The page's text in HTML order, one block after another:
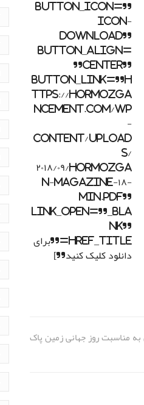
button_icon=”
icon-
download”
button_align=
”center”
button_link=”h
ttps://hormozga
ncement.com/wp
-
content/upload
s/
۲۰۱۸/۰۹/Hormozga
n-Magazine-۱۸-
min.pdf”
link_open=”_bla
nk”
href_title=”برای
دانلود کلیک کنید”]
مناسبت روز جهانی زمین پاک